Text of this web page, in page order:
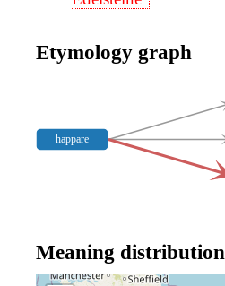
Etymology graph
happare
Meaning distribution